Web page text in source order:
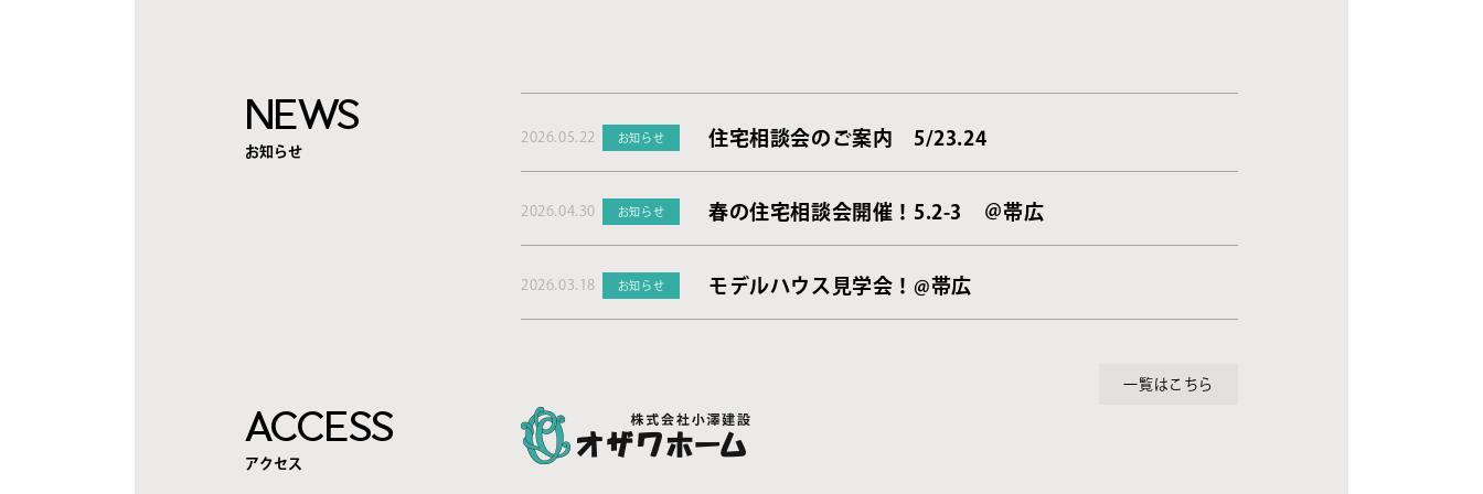
NEWS
お知らせ
2026.05.22 お知らせ 住宅相談会のご案内 5/23.24
2026.04.30 お知らせ 春の住宅相談会開催！5.2-3 ＠帯広
2026.03.18 お知らせ モデルハウス見学会！@帯広
一覧はこちら
ACCESS
アクセス